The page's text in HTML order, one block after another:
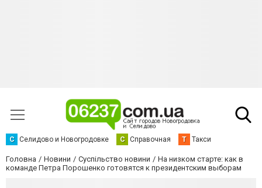
С Селидово и Новогродовке С Справочная Т Такси
Головна Новини Суспільство новини
На низком старте: как в
команде Петра Порошенко готовятся к президентским выборам